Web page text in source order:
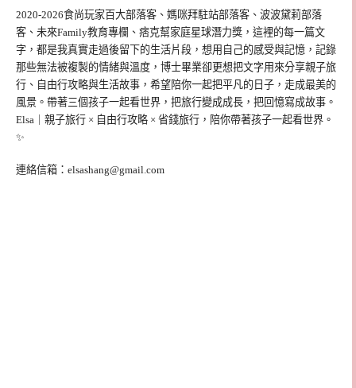
2020-2026食尚玩家百大部落客、媽咪拜駐站部落客、波波黛莉部落
客、未來Family教育專欄、痞克幫家庭星球潛力獎，這裡的每一篇文
字，都是我真實走過後留下的生活片段，想用自己的感受與記憶，記錄
那些無法被複製的情緒與溫度，博士畢業卻更想把文字用來分享親子旅
行、自由行攻略與生活故事，希望陪你一起把平凡的日子，走成最美的
風景。帶著三個孩子一起看世界，把旅行變成成長，把回憶寫成故事。
Elsa｜親子旅行 × 自由行攻略 × 省錢旅行，陪你帶著孩子一起看世界。
✨
連絡信箱： elsashang@gmail.com